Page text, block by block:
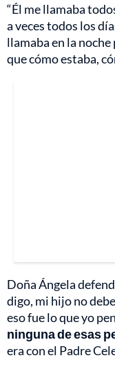
“Él me llamaba
a veces todos los
llamaba en la noche
que cómo estaba,
Doña Ángela
digo, mi hijo no
eso fue lo que yo
ninguna de esas
era con el Padre